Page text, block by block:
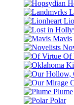
Mavis
Of
Plume
Polar